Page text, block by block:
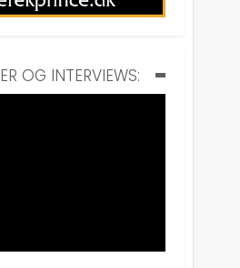
OG INTERVIEWS: